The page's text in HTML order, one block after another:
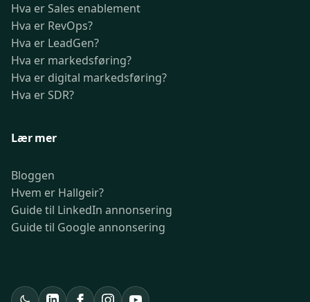
Hva er Sales enablement
Hva er RevOps?
Hva er LeadGen?
Hva er markedsføring?
Hva er digital markedsføring?
Hva er SDR?
Lær mer
Bloggen
Hvem er Hallgeir?
Guide til LinkedIn annonsering
Guide til Google annonsering